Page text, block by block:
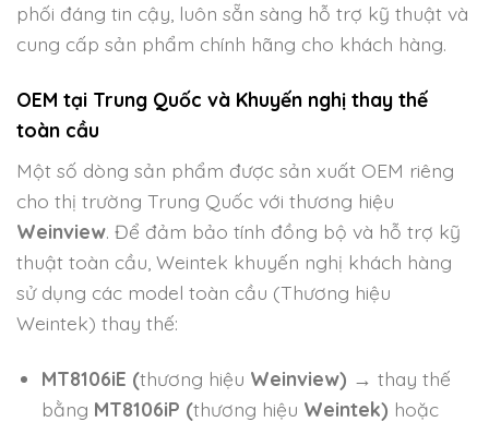
phối đáng tin cậy, luôn sẵn sàng hỗ trợ kỹ thuật và
cung cấp sản phẩm chính hãng cho khách hàng.
OEM tại Trung Quốc và Khuyến nghị thay thế
toàn cầu
Một số dòng sản phẩm được sản xuất OEM riêng
cho thị trường Trung Quốc với thương hiệu
Weinview. Để đảm bảo tính đồng bộ và hỗ trợ kỹ
thuật toàn cầu, Weintek khuyến nghị khách hàng
sử dụng các model toàn cầu (Thương hiệu
Weintek) thay thế:
MT8106iE (thương hiệu Weinview) → thay thế
bằng MT8106iP (thương hiệu Weintek) hoặc